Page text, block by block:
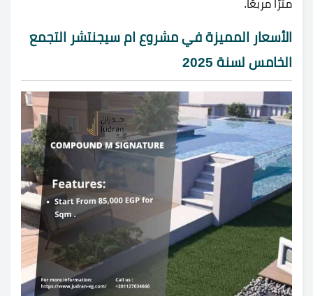
مترًا مربعًا.
الأسعار المميزة في مشروع ام سيجنتشر التجمع
الخامس لسنة 2025